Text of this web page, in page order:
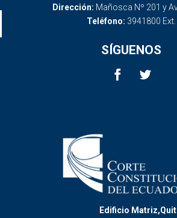
Dirección: Mañosca Nº 201 y
Teléfono: 3941800
SÍGUENOS
Edificio